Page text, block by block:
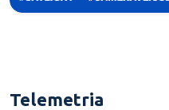
Telemetria